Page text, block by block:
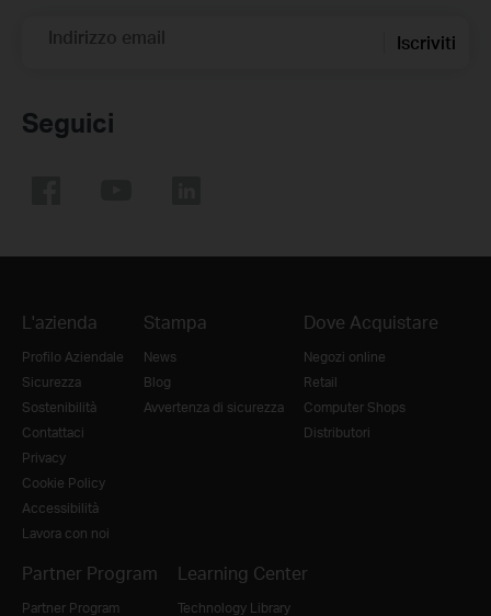
Indirizzo email Iscriviti
Seguici
L'azienda
Profilo Aziendale
Sicurezza
Sostenibilità
Contattaci
Privacy
Cookie Policy
Accessibilità
Lavora con noi
Stampa
News
Blog
Avvertenza di sicurezza
Dove Acquistare
Negozi online
Retail
Computer Shops
Distributori
Partner Program
Partner Program
Learning Center
Technology Library